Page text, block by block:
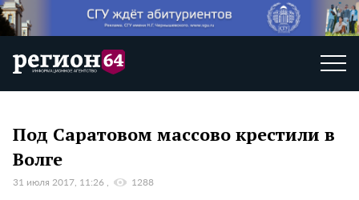
Под Саратовом массово крестили в
Волге
31 июля 2017, 11:26 1288